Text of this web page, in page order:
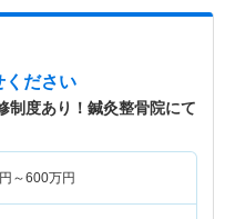
ださい
制度あり！鍼灸整骨院にて
～600万円